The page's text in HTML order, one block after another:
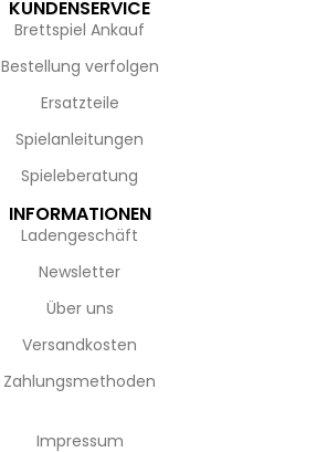
KUNDENSERVICE
Brettspiel Ankauf
Bestellung verfolgen
Ersatzteile
Spielanleitungen
Spieleberatung
INFORMATIONEN
Ladengeschäft
Newsletter
Über uns
Versandkosten
Zahlungsmethoden
Impressum